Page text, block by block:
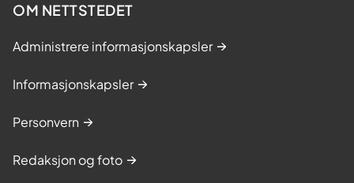
OM NETTSTEDET
Administrere informasjonskapsler
Informasjonskapsler
Personvern
Redaksjon og foto